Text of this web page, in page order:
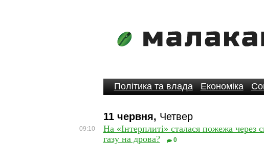
Політика та влада Економіка
11 червня, Четвер
09:10
На «Інтерплиті» сталася пожежа через
газу на дрова?
0